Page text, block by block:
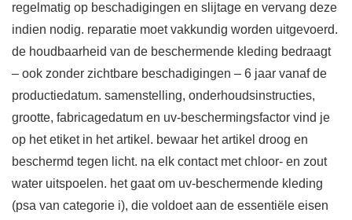
regelmatig op beschadigingen en slijtage en vervang deze
indien nodig. reparatie moet vakkundig worden uitgevoerd.
de houdbaarheid van de beschermende kleding bedraagt
– ook zonder zichtbare beschadigingen – 6 jaar vanaf de
productiedatum. samenstelling, onderhoudsinstructies,
grootte, fabricagedatum en uv-beschermingsfactor vind je
op het etiket in het artikel. bewaar het artikel droog en
beschermd tegen licht. na elk contact met chloor- en zout
water uitspoelen. het gaat om uv-beschermende kleding
(psa van categorie i), die voldoet aan de essentiële eisen